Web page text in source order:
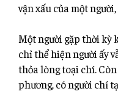
vận xấu của một
Một người gặp thời kỳ
chỉ thể hiện người ấy
thỏa lòng toại chí.
phương, có người chí